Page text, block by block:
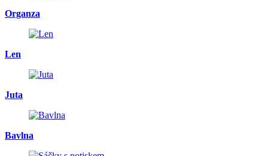
Organza
Len
Juta
Bavlna